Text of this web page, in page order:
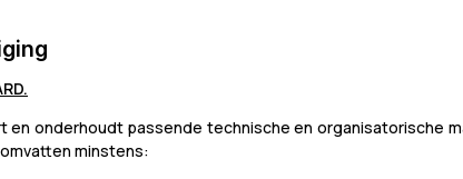
en onderhoudt passende technische en
minstens: